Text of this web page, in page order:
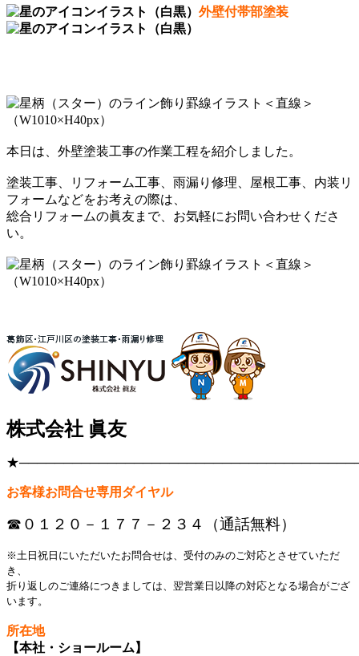
外壁付帯部塗装
本日は、外壁塗装工事の作業工程を紹介しました。
塗装工事、リフォーム工事、雨漏り修理、屋根工事、内装リ
フォームなどをお考えの際は、
総合リフォームの眞友まで、お気軽にお問い合わせくださ
い。
株式会社 眞友
お客様お問合せ専用ダイヤル
☎０１２０－１７７－２３４（通話無料）
※土日祝日にいただいたお問合せは、受付のみのご対応とさせていただ
き、
折り返しのご連絡につきましては、翌営業日以降の対応となる場合がござ
います。
所在地
【本社・ショールーム】